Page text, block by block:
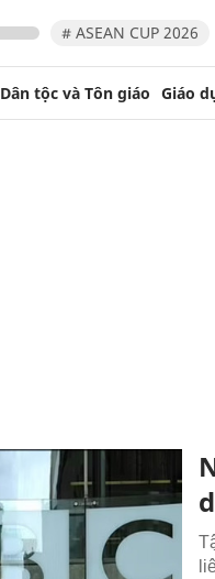
# ASEAN CUP 2026
Dân tộc và Tôn giáo Giáo